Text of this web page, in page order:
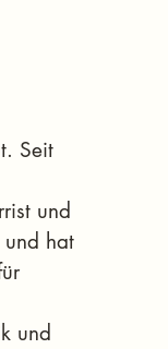
Seit
und
und hat
und